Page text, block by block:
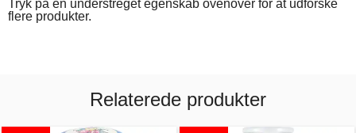
Tryk på en understreget egenskab ovenover for at udforske
flere produkter.
Relaterede produkter